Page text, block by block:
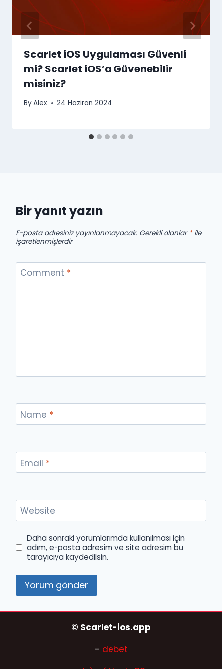
Scarlet iOS Uygulaması Güvenli
mi? Scarlet iOS’a Güvenebilir
misiniz?
ByAlex 24 Haziran 2024
Bir yanıt yazın
E-posta adresiniz yayınlanmayacak. Gerekli alanlar *ile
işaretlenmişlerdir
Comment *
Name *
Email *
Website
Daha sonraki yorumlarımda kullanılması için
adım, e-posta adresim ve site adresim bu
tarayıcıya kaydedilsin.
© Scarlet-ios.app
- debet